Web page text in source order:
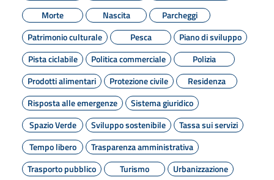
Morte
Nascita
Parcheggi
Patrimonio culturale
Pesca
Piano di sviluppo
Pista ciclabile
Politica commerciale
Polizia
Prodotti alimentari
Protezione civile
Residenza
Risposta alle emergenze
Sistema giuridico
Spazio Verde
Sviluppo sostenibile
Tassa sui servizi
Tempo libero
Trasparenza amministrativa
Trasporto pubblico
Turismo
Urbanizzazione